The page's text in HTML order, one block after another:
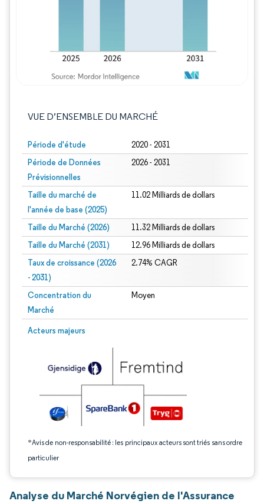
VUE D’ENSEMBLE DU MARCHÉ
Période d'étude 2020 - 2031
Période de Données
Prévisionnelles
2026 - 2031
Taille du marché de
l'année de base (2025)
11.02 Milliards de dollars
Taille du Marché (2026) 11.32 Milliards de dollars
Taille du Marché (2031) 12.96 Milliards de dollars
Taux de croissance (2026
- 2031)
2.74% CAGR
Concentration du
Marché
Moyen
Acteurs majeurs
*Avis de non-responsabilité : les principaux acteurs sont triés sans ordre
particulier
Image © Mordor Intelligence. La réutilisation nécessite une attribution sous CC
Analyse du Marché Norvégien de l'Assurance